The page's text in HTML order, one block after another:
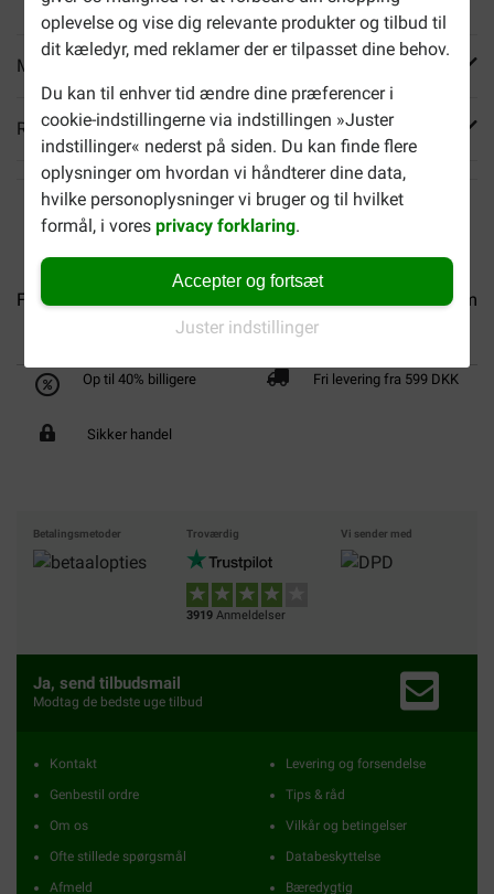
oplevelse og vise dig relevante produkter og tilbud til
dit kæledyr, med reklamer der er tilpasset dine behov.
Du kan til enhver tid ændre dine præferencer i
cookie-indstillingerne via indstillingen »Juster
indstillinger« nederst på siden. Du kan finde flere
oplysninger om hvordan vi håndterer dine data,
hvilke personoplysninger vi bruger og til hvilket
formål, i voresprivacy forklaring.
Accepter og fortsæt
Juster indstillinger
Mere info
Reviews
Fokker Country Balance med... Fokker Country Balance
Op til 40% billigere Fri levering fra 599 DKK
Sikker handel
Betalingsmetoder Troværdig
3919 Anmeldelser
Vi sender med
Ja, send tilbudsmail
Modtag de bedste uge tilbud
Kontakt
Genbestil ordre
Om os
Ofte stillede spørgsmål
Afmeld
Levering og forsendelse
Tips & råd
Vilkår og betingelser
Databeskyttelse
Bæredygtig